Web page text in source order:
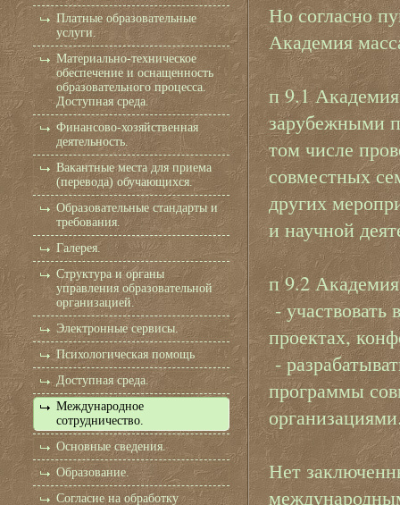
Платные образовательные
услуги.
Материально-техническое
обеспечение и оснащенность
образовательного процесса.
Доступная среда.
Финансово-хозяйственная
деятельность.
Вакантные места для приема
(перевода) обучающихся.
Образовательные стандарты и
требования.
Галерея.
Структура и органы
управления образовательной
организацией.
Электронные сервисы.
Психологическая помощь
Доступная среда.
Международное
сотрудничество.
Основные сведения.
Образование.
Согласие на обработку
Но согласно
Академия
п 9.1
зарубежными
том числе
совместных
других
и научной
п 9.2
- участвовать
проектах,
-
программы
Нет